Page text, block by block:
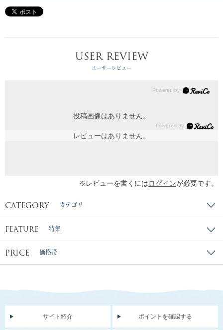
USER REVIEW
ユーザーレビュー
投稿画像はありません。
レビューはありません。
※レビューを書くにはログインが必要です。
CATEGORY カテゴリ
FEATURE 特集
PRICE 価格帯
サイト紹介 ポイントを確認する